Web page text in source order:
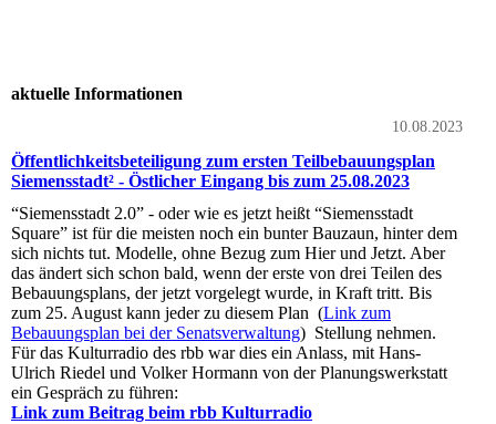
aktuelle Informationen
10.08.2023
Öffentlichkeitsbeteiligung zum ersten Teilbebauungsplan
Siemensstadt² - Östlicher Eingang bis zum 25.08.2023
“Siemensstadt 2.0” - oder wie es jetzt heißt “Siemensstadt
Square” ist für die meisten noch ein bunter Bauzaun, hinter dem
sich nichts tut. Modelle, ohne Bezug zum Hier und Jetzt. Aber
das ändert sich schon bald, wenn der erste von drei Teilen des
Bebauungsplans, der jetzt vorgelegt wurde, in Kraft tritt. Bis
zum 25. August kann jeder zu diesem Plan (Link zum
Bebauungsplan bei der Senatsverwaltung) Stellung nehmen.
Für das Kulturradio des rbb war dies ein Anlass, mit Hans-
Ulrich Riedel und Volker Hormann von der Planungswerkstatt
ein Gespräch zu führen:
Link zum Beitrag beim rbb Kulturradio